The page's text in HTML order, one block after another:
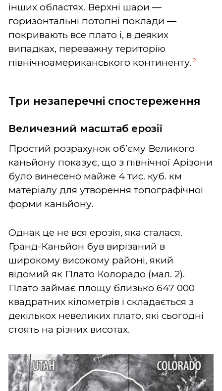
інших областях. Верхні шари —
горизонтальні потопні поклади —
покривають все плато і, в деяких
випадках, переважну територію
північноамериканського континенту. 2
Три незаперечні спостереження
Величезний масштаб ерозії
Простий розрахунок об’єму Великого
каньйону показує, що з північної Арізони
було винесено майже 4 тис. куб. км
матеріалу для утворення топографічної
форми каньйону.
Однак це не вся ерозія, яка сталася.
Гранд-Каньйон був вирізаний в
широкому високому районі, який
відомий як Плато Колорадо (мал. 2).
Плато займає площу близько 647 000
квадратних кілометрів і складається з
декількох невеликих плато, які сьогодні
стоять на різних висотах.